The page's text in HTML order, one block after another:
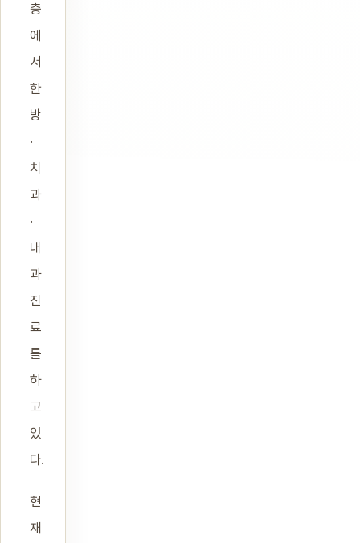
층
에
서
한
방
·
치
과
·
내
과
진
료
를
하
고
있
다.
현
재